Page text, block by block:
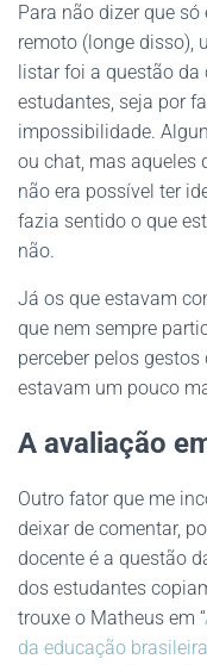
Para não dizer que
remoto (longe disso),
listar foi a questão
estudantes, seja por
impossibilidade.
ou chat, mas aqueles
não era possível ter
fazia sentido o que
não.
Já os que estavam
que nem sempre
perceber pelos
estavam um pouco
A avaliação
Outro fator que me
deixar de comentar,
docente é a questão
dos estudantes
trouxe o Matheus em “
da educação brasileira